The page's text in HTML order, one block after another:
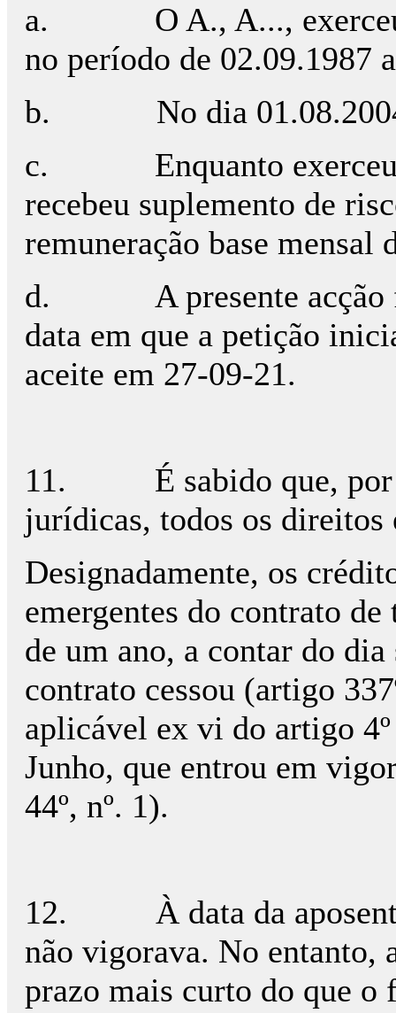
a.
O A., A...,
no período de 02.09.1987
b.
No dia
c.
Enquanto
recebeu suplemento de
remuneração base mensal
d.
A presente
data em que a petição
aceite em 27-09-21.
11.
É sabido que,
jurídicas, todos os direitos
Designadamente, os
emergentes do contrato
de um ano, a contar do
contrato cessou (artigo
aplicável ex vi do artigo
Junho, que entrou em
44º, nº. 1).
12.
À data da
não vigorava. No entanto,
prazo mais curto do que